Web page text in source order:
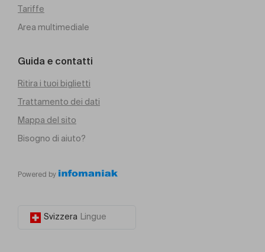
Tariffe
Area multimediale
Guida e contatti
Ritira i tuoi biglietti
Trattamento dei dati
Mappa del sito
Bisogno di aiuto?
Powered by
Svizzera Lingue